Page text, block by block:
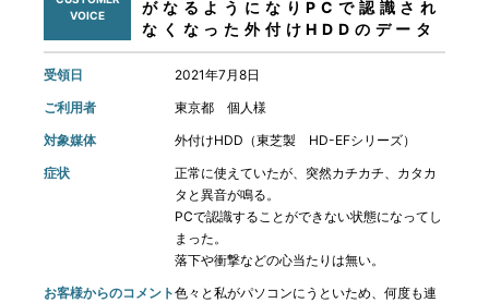
VOICE
がなるようになりPCで認識され
なくなった外付けHDDのデータ
復旧
受領日
2021年7月8日
ご利用者
東京都 個人様
対象媒体
外付けHDD（東芝製 HD-EFシリーズ）
症状
正常に使えていたが、突然カチカチ、カタカ
タと異音が鳴る。
PCで認識することができない状態になってし
まった。
落下や衝撃などの心当たりは無い。
お客様からのコメント色々と私がパソコンにうといため、何度も連